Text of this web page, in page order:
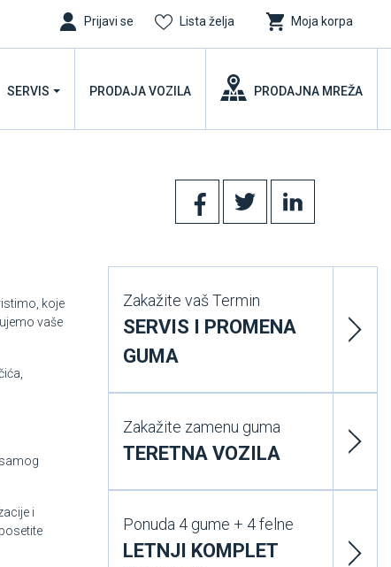
Prijavi se Lista želja Moja korpa
SERVIS PRODAJA VOZILA PRODAJNA MREŽA
koje
vaše
i
Zakažite vaš Termin
SERVIS I PROMENA
GUMA
Zakažite zamenu guma
TERETNA VOZILA
Ponuda 4 gume + 4 felne
LETNJI KOMPLET